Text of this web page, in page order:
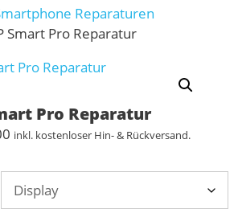
Reparaturen
Smart Pro Reparatur
Pro Reparatur
Preisspanne:
bis
€129,00
inkl. kostenloser Hin- & Rückversand.